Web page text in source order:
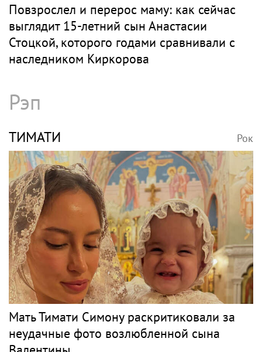
Повзрослел и перерос маму: как сейчас
выглядит 15-летний сын Анастасии
Стоцкой, которого годами сравнивали с
наследником Киркорова
Рэп
ТИМАТИ Рок
Мать Тимати Симону раскритиковали за
неудачные фото возлюбленной сына